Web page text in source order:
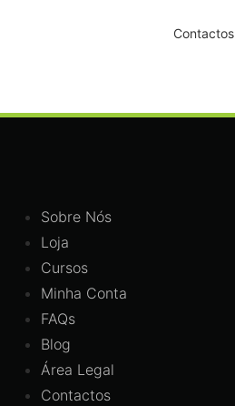
Contactos
Sobre Nós
Loja
Cursos
Minha Conta
FAQs
Blog
Área Legal
Contactos